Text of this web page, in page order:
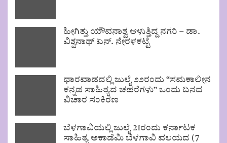
ಹೀಗಿತ್ತು ಯೌವನಾಶ್ವ ಆಳುತ್ತಿದ್ದ ನಗರಿ – ಡಾ.
ವಿಶ್ವನಾಥ್ ಏನ್. ನೇರಳಕಟ್ಟೆ
ಧಾರವಾಡದಲ್ಲಿ ಜುಲೈ ೨೨ರಂದು “ಸಮಕಾಲೀನ
ಕನ್ನಡ ಸಾಹಿತ್ಯದ ಚಹರೆಗಳು” ಒಂದು ದಿನದ
ವಿಚಾರ ಸಂಕಿರಣ
ಬೆಳಗಾವಿಯಲ್ಲಿ ಜುಲೈ 21ರಂದು ಕರ್ನಾಟಕ
ಸಾಹಿತ್ಯ ಅಕಾಡೆಮಿ ಬೆಳಗಾವಿ ವಲಯದ (7